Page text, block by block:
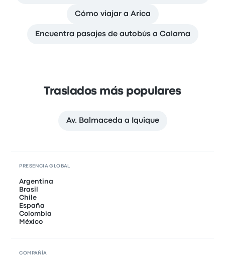
Cómo viajar a Arica
Encuentra pasajes de autobús a Calama
Traslados más populares
Av. Balmaceda a Iquique
PRESENCIA GLOBAL
Argentina
Brasil
Chile
España
Colombia
México
COMPAÑÍA